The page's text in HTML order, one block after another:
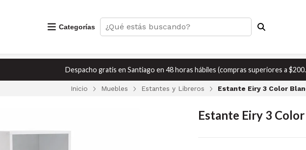
Categorías
Despacho gratis en Santiago en 48 horas hábiles (compras superiores a
Inicio Muebles Estantes y Libreros Estante Eiry 3 Color
Estante Eiry 3